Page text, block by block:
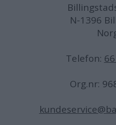
N-1396
Telefon:
Org.nr: